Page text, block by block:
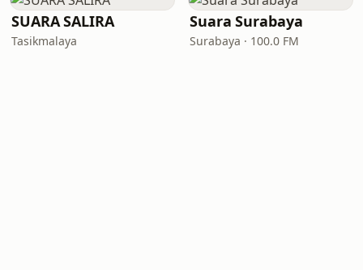
SUARA SALIRA
Tasikmalaya
Suara Surabaya
Surabaya · 100.0 FM